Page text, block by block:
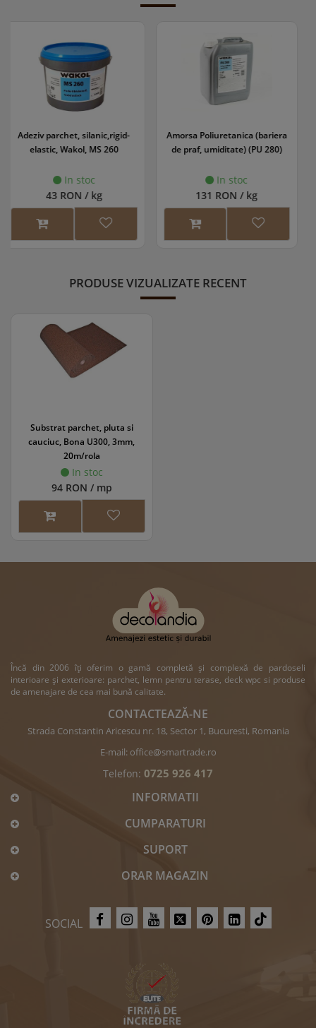
Amorsa Poliuretanica (bariera
de praf, umiditate) (PU 280)
In stoc
131 RON / kg
Grund parchet WS EasyPrime
In stoc
118 RON / l
PRODUSE VIZUALIZATE RECENT
Substrat parchet, pluta si
cauciuc, Bona U300, 3mm,
20m/rola
In stoc
94 RON / mp
Încă din 2006 îți oferim o gamă completă și complexă de pardoseli
interioare și exterioare: parchet, lemn pentru terase, deck wpc si produse
de amenajare de cea mai bună calitate.
CONTACTEAZĂ-NE
Strada Constantin Aricescu nr. 18, Sector 1, Bucuresti, Romania
E-mail: office@smartrade.ro
Telefon: 0725 926 417
INFORMATII
CUMPARATURI
SUPORT
ORAR MAGAZIN
SOCIAL